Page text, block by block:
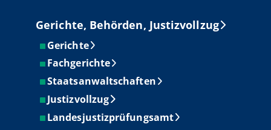
Gerichte, Behörden, Justizvollzug
Gerichte
Fachgerichte
Staatsanwaltschaften
Justizvollzug
Landesjustizprüfungsamt